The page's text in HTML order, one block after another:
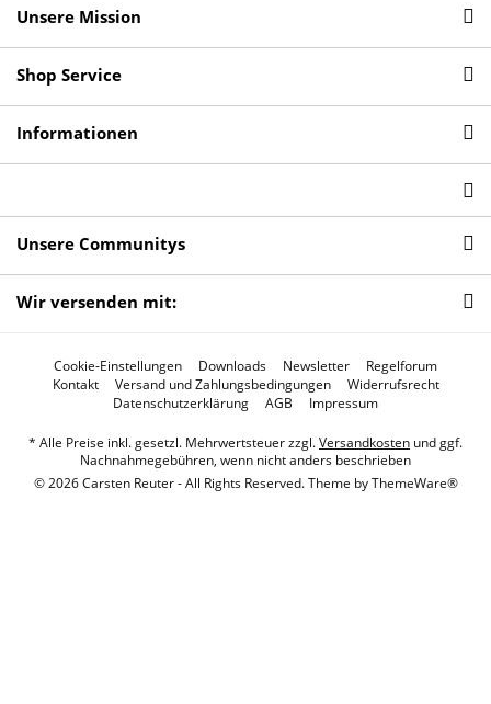
Unsere Mission
Shop Service
Informationen
Unsere Communitys
Wir versenden mit:
Cookie-Einstellungen Downloads Newsletter
Regelforum
Kontakt
Versand und Zahlungsbedingungen
Widerrufsrecht
Datenschutzerklärung
AGB Impressum
* Alle Preise inkl. gesetzl. Mehrwertsteuer zzgl.Versandkosten und ggf.
Nachnahmegebühren, wenn nicht anders beschrieben
© 2026 Carsten Reuter - All Rights Reserved. Theme byThemeWare®